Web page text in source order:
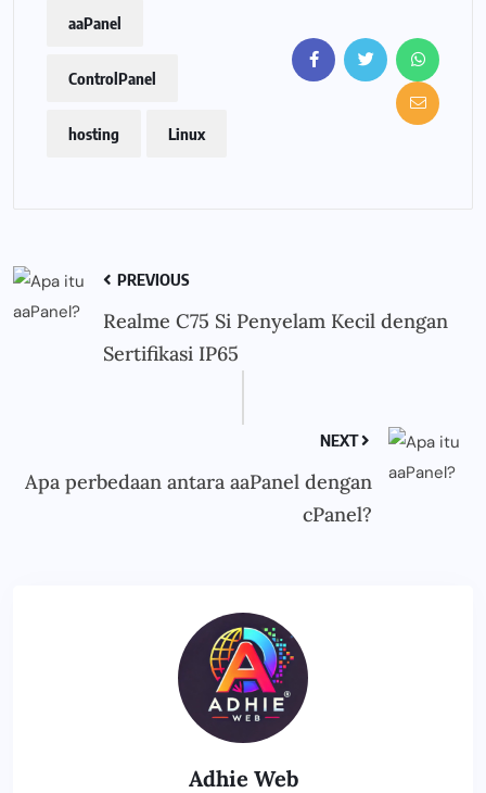
aaPanel
ControlPanel
hosting Linux
PREVIOUS
Realme C75 Si Penyelam Kecil dengan
Sertifikasi IP65
NEXT
Apa perbedaan antara aaPanel dengan
cPanel?
Adhie Web